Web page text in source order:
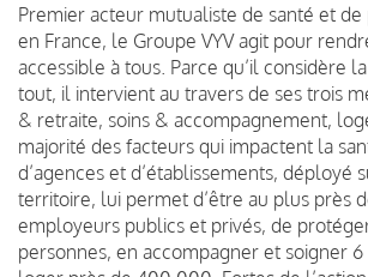
Premier acteur mutualiste de santé et
en France, le Groupe VYV agit pour
accessible à tous. Parce qu’il considère
tout, il intervient au travers de ses trois
& retraite, soins & accompagnement,
majorité des facteurs qui impactent la
d’agences et d’établissements, déployé
territoire, lui permet d’être au plus près
employeurs publics et privés, de
personnes, en accompagner et soigner